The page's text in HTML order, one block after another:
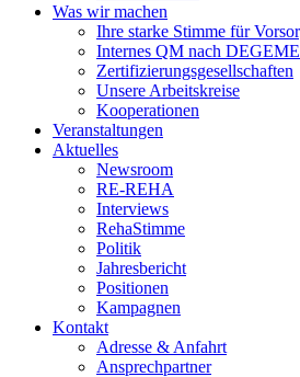
Was wir machen
Ihre starke Stimme für
Internes QM nach
Zertifizierungs­­gesellschaften
Unsere Arbeitskreise
Kooperationen
Veranstaltungen
Aktuelles
Newsroom
RE-REHA
Interviews
RehaStimme
Politik
Jahresbericht
Positionen
Kampagnen
Kontakt
Adresse & Anfahrt
Ansprechpartner